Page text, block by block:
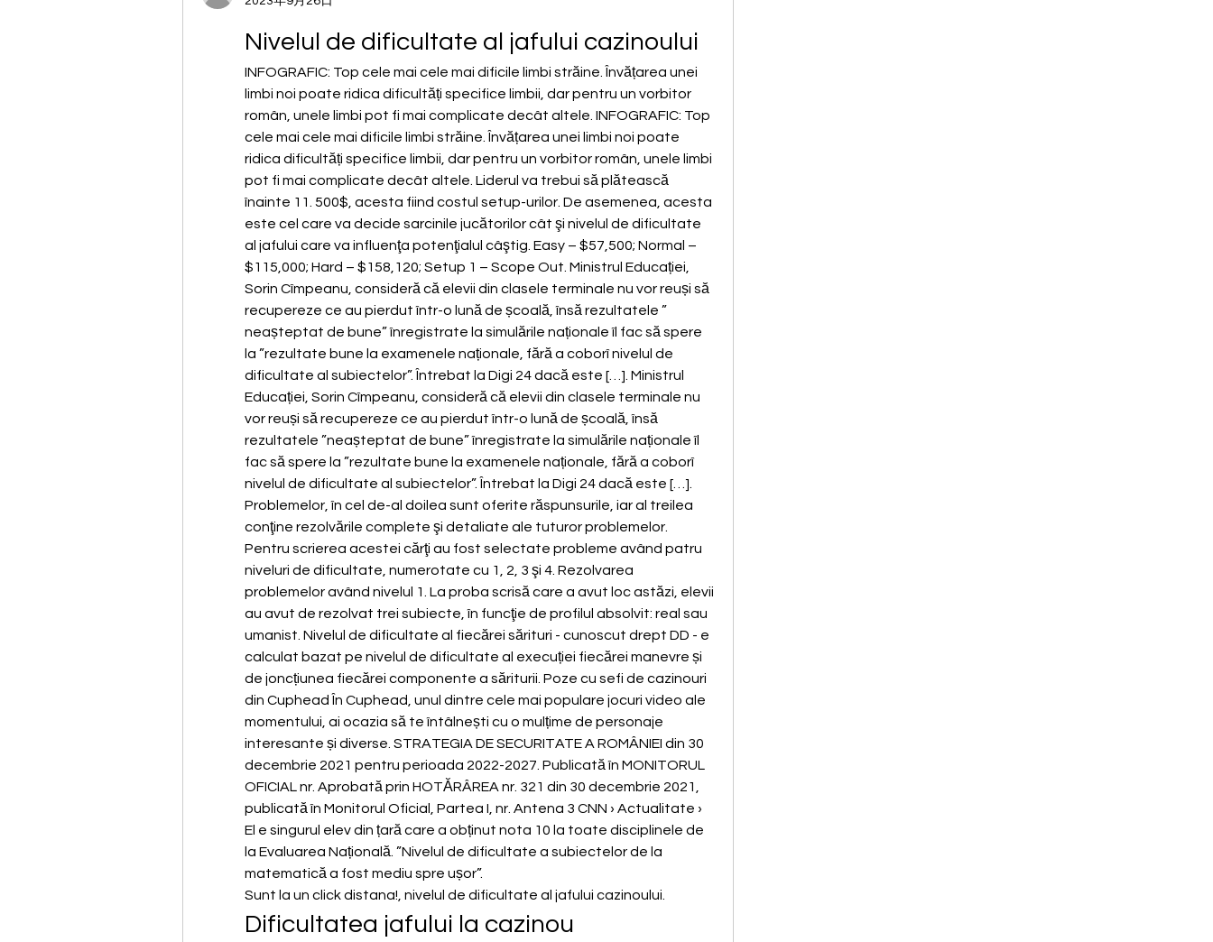
Nivelul de dificultate al jafului cazinoului
INFOGRAFIC: Top cele mai cele mai dificile limbi străine. Învățarea unei
limbi noi poate ridica dificultăți specifice limbii, dar pentru un vorbitor
român, unele limbi pot fi mai complicate decât altele. INFOGRAFIC: Top
cele mai cele mai dificile limbi străine. Învățarea unei limbi noi poate
ridica dificultăți specifice limbii, dar pentru un vorbitor român, unele limbi
pot fi mai complicate decât altele. Liderul va trebui să plătească
înainte 11. 500$, acesta fiind costul setup-urilor. De asemenea, acesta
este cel care va decide sarcinile jucătorilor cât şi nivelul de dificultate
al jafului care va influenţa potenţialul câştig. Easy – $57,500; Normal –
$115,000; Hard – $158,120; Setup 1 – Scope Out. Ministrul Educației,
Sorin Cîmpeanu, consideră că elevii din clasele terminale nu vor reuși să
recupereze ce au pierdut într-o lună de școală, însă rezultatele ”
neașteptat de bune” înregistrate la simulările naționale îl fac să spere
la ”rezultate bune la examenele naționale, fără a coborî nivelul de
dificultate al subiectelor”. Întrebat la Digi 24 dacă este […]. Ministrul
Educației, Sorin Cîmpeanu, consideră că elevii din clasele terminale nu
vor reuși să recupereze ce au pierdut într-o lună de școală, însă
rezultatele ”neașteptat de bune” înregistrate la simulările naționale îl
fac să spere la ”rezultate bune la examenele naționale, fără a coborî
nivelul de dificultate al subiectelor”. Întrebat la Digi 24 dacă este […].
Problemelor, în cel de-al doilea sunt oferite răspunsurile, iar al treilea
conţine rezolvările complete şi detaliate ale tuturor problemelor.
Pentru scrierea acestei cărţi au fost selectate probleme având patru
niveluri de dificultate, numerotate cu 1, 2, 3 şi 4. Rezolvarea
problemelor având nivelul 1. La proba scrisă care a avut loc astăzi, elevii
au avut de rezolvat trei subiecte, în funcţie de profilul absolvit: real sau
umanist. Nivelul de dificultate al fiecărei sărituri - cunoscut drept DD - e
calculat bazat pe nivelul de dificultate al execuției fiecărei manevre și
de joncțiunea fiecărei componente a săriturii. Poze cu sefi de cazinouri
din Cuphead În Cuphead, unul dintre cele mai populare jocuri video ale
momentului, ai ocazia să te întâlnești cu o mulțime de personaje
interesante și diverse. STRATEGIA DE SECURITATE A ROMÂNIEI din 30
decembrie 2021 pentru perioada 2022-2027. Publicată în MONITORUL
OFICIAL nr. Aprobată prin HOTĂRÂREA nr. 321 din 30 decembrie 2021,
publicată în Monitorul Oficial, Partea I, nr. Antena 3 CNN › Actualitate ›
El e singurul elev din țară care a obținut nota 10 la toate disciplinele de
la Evaluarea Națională. ”Nivelul de dificultate a subiectelor de la
matematică a fost mediu spre ușor”.
Sunt la un click distana!, nivelul de dificultate al jafului cazinoului.
Dificultatea jafului la cazinou